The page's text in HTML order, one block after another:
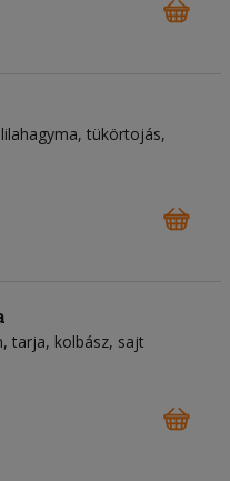
lilahagyma tükörtojás
tarja kolbász sajt